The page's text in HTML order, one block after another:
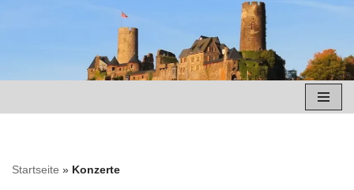
springen
Startseite » Konzerte